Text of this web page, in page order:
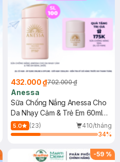
432.000 ₫702.000 ₫
Anessa
Sữa Chống Nắng Anessa Cho
Da Nhạy Cảm & Trẻ Em 60ml
(Mới)
5.0 (23)
410/tháng
34%
-59 %